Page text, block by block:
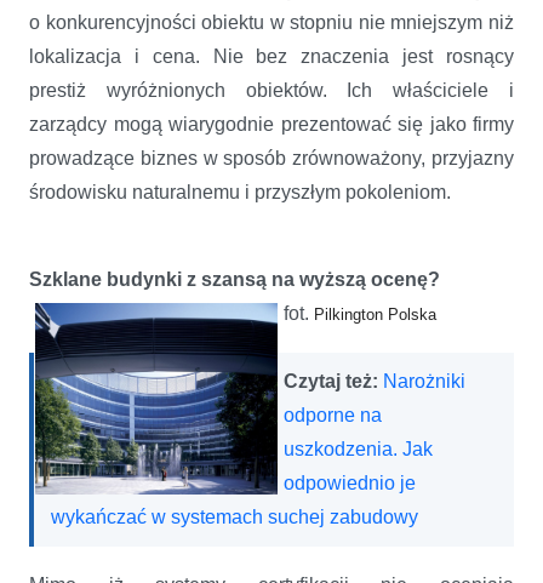
o konkurencyjności obiektu w stopniu nie mniejszym niż
lokalizacja i cena. Nie bez znaczenia jest rosnący
prestiż wyróżnionych obiektów. Ich właściciele i
zarządcy mogą wiarygodnie prezentować się jako firmy
prowadzące biznes w sposób zrównoważony, przyjazny
środowisku naturalnemu i przyszłym pokoleniom.
Szklane budynki z szansą na wyższą ocenę?
fot. Pilkington Polska
Czytaj też: Narożniki
odporne na
uszkodzenia. Jak
odpowiednio je
wykańczać w systemach suchej zabudowy